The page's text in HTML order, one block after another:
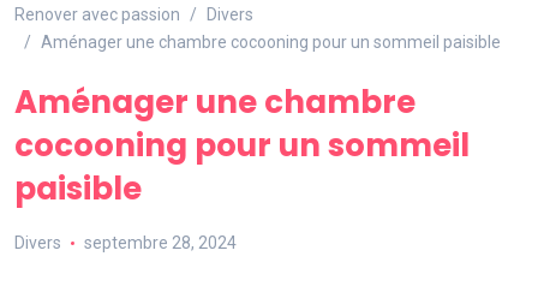
Renover avec passion
Divers
Aménager une chambre cocooning pour un sommeil paisible
Aménager une chambre
cocooning pour un sommeil
paisible
Divers septembre 28, 2024